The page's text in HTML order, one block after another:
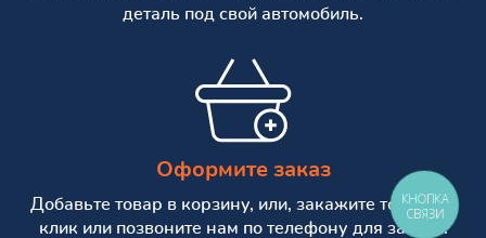
деталь под свой автомобиль.
Оформите заказ
Добавьте товар в корзину, или, закажите товар в 1
клик или позвоните нам по телефону для заказа.
КНОПКА
СВЯЗИ